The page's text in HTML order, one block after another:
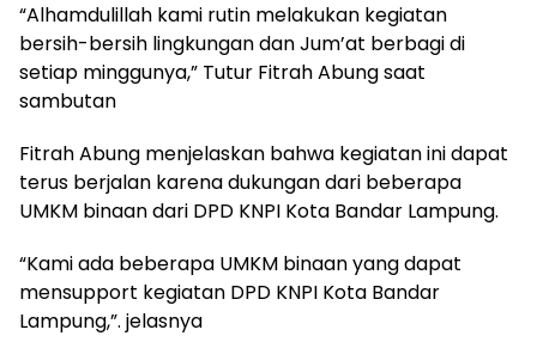
“Alhamdulillah kami rutin melakukan kegiatan
bersih-bersih lingkungan dan Jum’at berbagi di
setiap minggunya,” Tutur Fitrah Abung saat
sambutan
Fitrah Abung menjelaskan bahwa kegiatan ini dapat
terus berjalan karena dukungan dari beberapa
UMKM binaan dari DPD KNPI Kota Bandar Lampung.
“Kami ada beberapa UMKM binaan yang dapat
mensupport kegiatan DPD KNPI Kota Bandar
Lampung,”. jelasnya